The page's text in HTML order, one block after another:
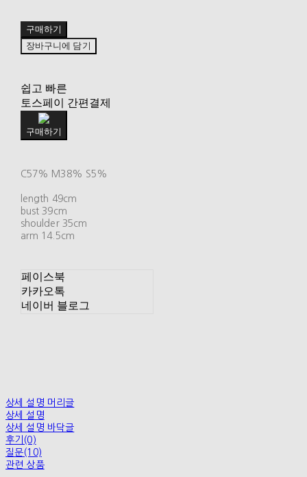
구매하기
장바구니에 담기
쉽고 빠른
토스페이 간편결제
구매하기
C57% M38% S5%
length 49cm
bust 39cm
shoulder 35cm
arm 14.5cm
페이스북
카카오톡
네이버 블로그
상세 설명 머리글
상세 설명
상세 설명 바닥글
후기(0)
질문(10)
관련 상품